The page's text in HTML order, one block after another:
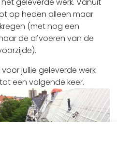
op heden alleen maar
(met nog een
de afvoeren van de
jullie geleverde werk
een volgende keer.